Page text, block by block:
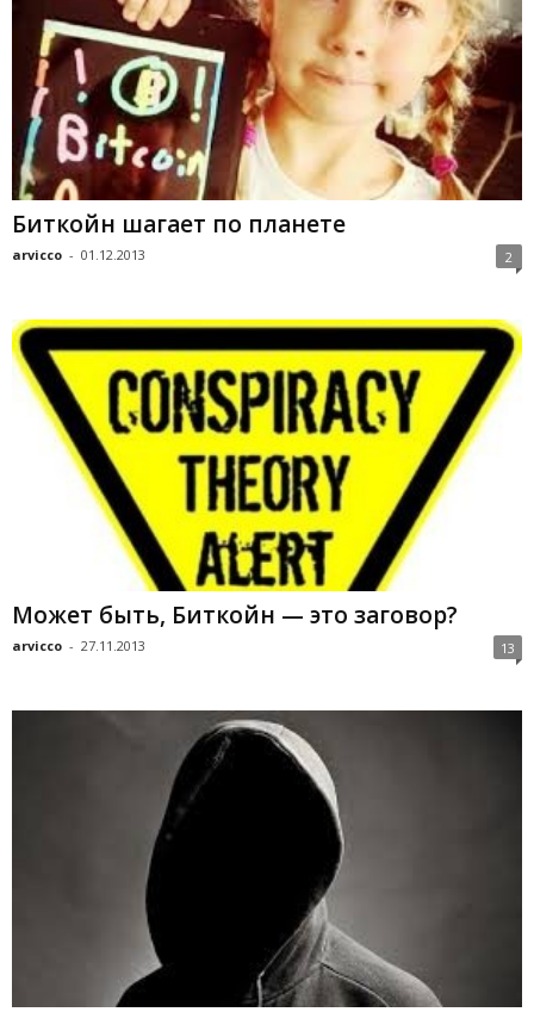
Биткойн шагает по планете
arvicco - 01.12.2013 2
Может быть, Биткойн — это заговор?
arvicco - 27.11.2013 13